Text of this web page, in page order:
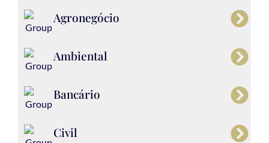
Agronegócio
Ambiental
Bancário
Civil